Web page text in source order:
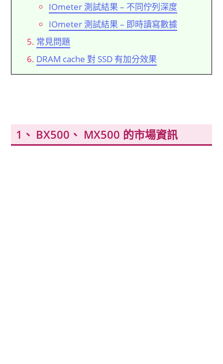
IOmeter 測試結果 – 不同佇列深度
IOmeter 測試結果 – 即時讀寫數據
常見問題
DRAM cache 對 SSD 有加分效果
BX500、 MX500 的市場資訊